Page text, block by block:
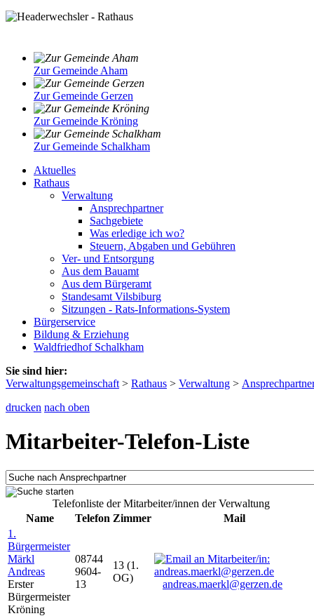
Zur Gemeinde Aham
Zur Gemeinde Gerzen
Zur Gemeinde Kröning
Zur Gemeinde Schalkham
Aktuelles
Rathaus
Verwaltung
Ansprechpartner
Sachgebiete
Was erledige ich wo?
Steuern, Abgaben und Gebühren
Ver- und Entsorgung
Aus dem Bauamt
Aus dem Bürgeramt
Standesamt Vilsbiburg
Sitzungen - Rats-Informations-System
Bürgerservice
Bildung & Erziehung
Waldfriedhof Schalkham
Sie sind hier:
Verwaltungsgemeinschaft > Rathaus > Verwaltung >
drucken nach oben
Mitarbeiter-Telefon-Liste
Telefonliste der Mitarbeiter/innen der Verwaltung
Name
Telefon Zimmer
Mail
1.
Bürgermeister
Märkl
Andreas
Erster
Bürgermeister
Kröning
08744
9604-
13
13 (1.
OG)
andreas.maerkl@gerzen.de